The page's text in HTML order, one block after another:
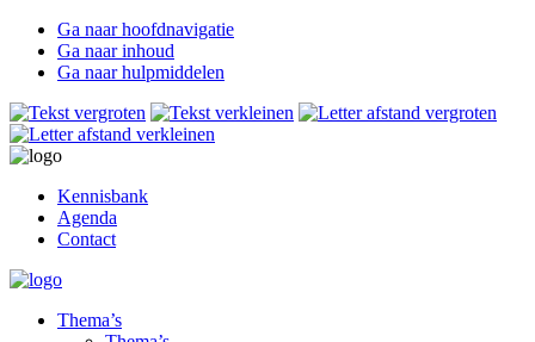
Ga naar hoofdnavigatie
Ga naar inhoud
Ga naar hulpmiddelen
Kennisbank
Agenda
Contact
Thema’s